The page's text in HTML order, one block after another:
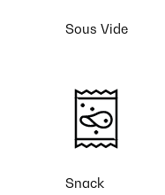
Sous Vide
Snack